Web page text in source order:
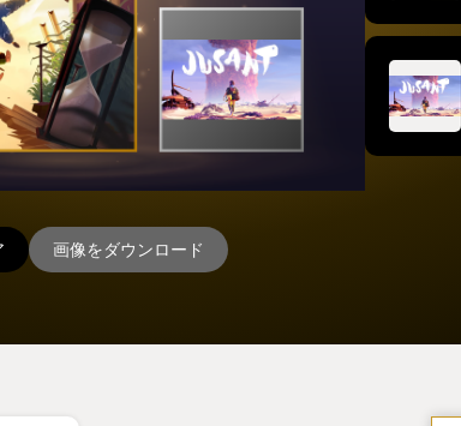
画像をダウンロード